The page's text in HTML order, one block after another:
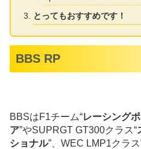
とってもおすすめです！
BBS RP
BBSはF1チーム“レーシング
ア”やSUPRGT GT300クラス“
ショナル”、WEC LMP1クラス